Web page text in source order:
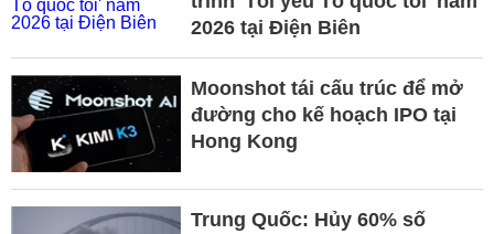
2026 tại Điện Biên
Moonshot tái cấu trúc để mở
đường cho kế hoạch IPO tại
Hong Kong
Trung Quốc: Hủy 60% số